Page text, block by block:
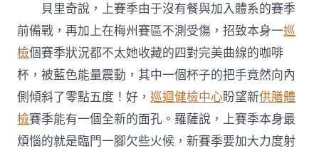
貝里奇說，上賽季由于沒有餐與加入體系的賽季
前備戰，再加上在梅州賽區不測受傷，招致本身一巡
檢個賽季狀況都不太她收藏的四對完美曲線的咖啡
杯，被藍色能量震動，其中一個杯子的把手竟然向內
側傾斜了零點五度！好，巡迴健檢中心盼望新供膳體
檢賽季能有一個全新的面孔。羅薩說，上賽季本身最
煩惱的就是臨門一腳欠些火候，新賽季要加大力度射